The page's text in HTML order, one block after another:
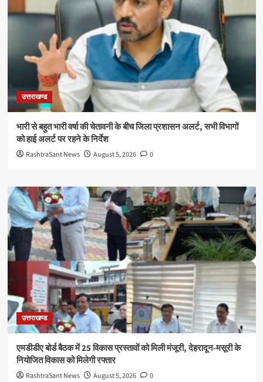
उत्तराखण्ड
भारी से बहुत भारी वर्षा की चेतावनी के बीच जिला प्रशासन अलर्ट, सभी विभागों
को हाई अलर्ट पर रहने के निर्देश
RashtraSant News August 5, 2026 0
उत्तराखण्ड
एमडीडीए बोर्ड बैठक में 25 विकास प्रस्तावों को मिली मंजूरी, देहरादून-मसूरी के
नियोजित विकास को मिलेगी रफ्तार
RashtraSant News August 5, 2026 0